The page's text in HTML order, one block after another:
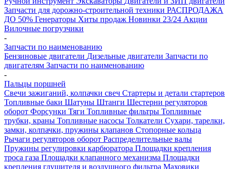
Запчасти для дорожно-строительной техники РАСПРОДАЖА
ДО 50% Генераторы Хиты продаж Новинки 23/24 Акции
Вилочные погрузчики
-
Запчасти по наименованию
Бензиновые двигатели Дизельные двигатели Запчасти по
двигателям Запчасти по наименованию
-
Пальцы поршней
Свечи зажиганий, колпачки свеч Стартеры и детали стартеров
Топливные баки Шатуны Штанги Шестерни регуляторов
оборот Форсунки Тяги Топливные фильтры Топливные
трубки, краны Топливные насосы Толкатели Сухари, тарелки,
замки, колпачки, пружины клапанов Стопорные кольца
Рычаги регуляторов оборот Распределительные валы
Пружины регулировки карбюратора Площадки крепления
троса газа Площадки клапанного механизма Площадки
крепления глушителя и воздушного фильтра Маховики